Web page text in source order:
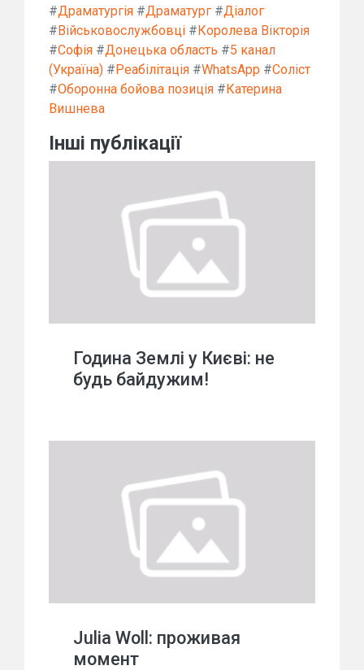
#Драматургія #Драматург #Діалог
#Військовослужбовці #Королева Вікторія
#Софія #Донецька область #5 канал
(Україна) #Реабілітація #WhatsApp #Соліст
#Оборонна бойова позиція #Катерина
Вишнева
Інші публікації
Година Землі у Києві: не
будь байдужим!
Julia Woll: проживая
момент